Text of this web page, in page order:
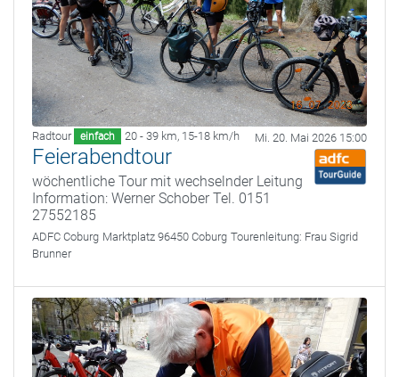
Radtour einfach 20 - 39 km, 15-18 km/h Mi. 20. Mai 2026 15:00
Feierabendtour
wöchentliche Tour mit wechselnder Leitung
Information: Werner Schober Tel. 0151
27552185
ADFC Coburg Marktplatz 96450 Coburg Tourenleitung: Frau Sigrid
Brunner